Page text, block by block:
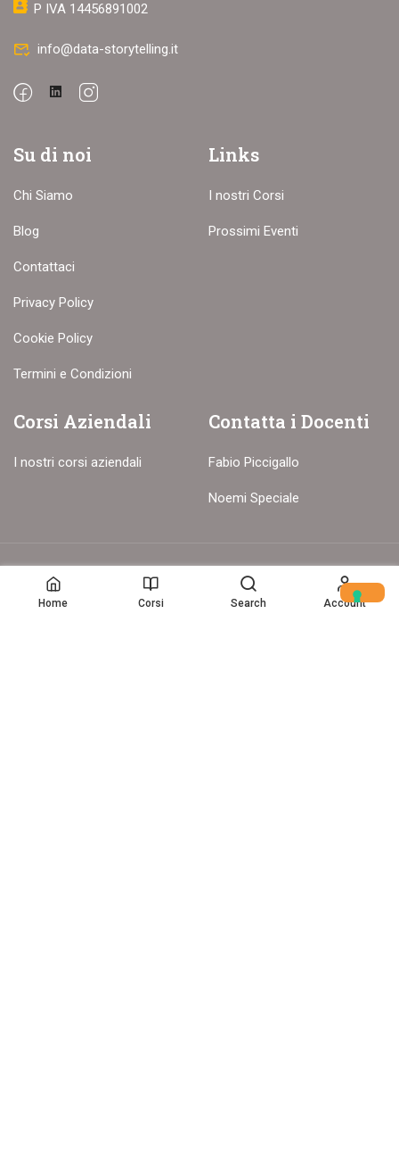
P IVA 14456891002
info@data-storytelling.it
Su di noi
Chi Siamo
Blog
Contattaci
Privacy Policy
Cookie Policy
Termini e Condizioni
Links
I nostri Corsi
Prossimi Eventi
Corsi Aziendali
I nostri corsi aziendali
Contatta i Docenti
Fabio Piccigallo
Noemi Speciale
© Copyright – 2017-26 Delion srls – Tutti i diritti riservati
Home Corsi Search Account